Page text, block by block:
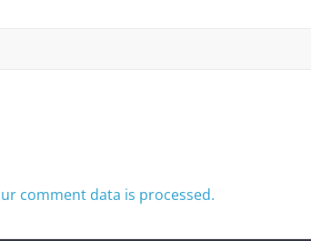
comment data is processed.